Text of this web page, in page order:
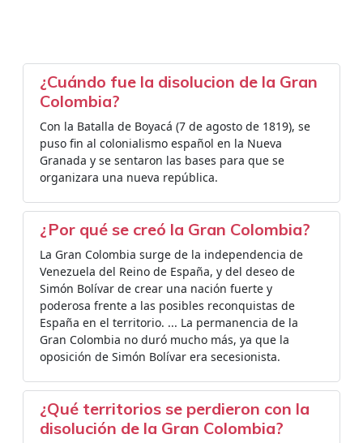
¿Cuándo fue la disolucion de la Gran
Colombia?
Con la Batalla de Boyacá (7 de agosto de 1819), se
puso fin al colonialismo español en la Nueva
Granada y se sentaron las bases para que se
organizara una nueva república.
¿Por qué se creó la Gran Colombia?
La Gran Colombia surge de la independencia de
Venezuela del Reino de España, y del deseo de
Simón Bolívar de crear una nación fuerte y
poderosa frente a las posibles reconquistas de
España en el territorio. ... La permanencia de la
Gran Colombia no duró mucho más, ya que la
oposición de Simón Bolívar era secesionista.
¿Qué territorios se perdieron con la
disolución de la Gran Colombia?